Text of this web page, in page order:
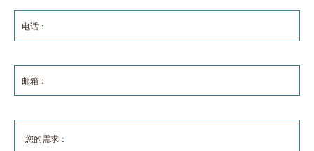
电话：
邮箱：
您的需求：